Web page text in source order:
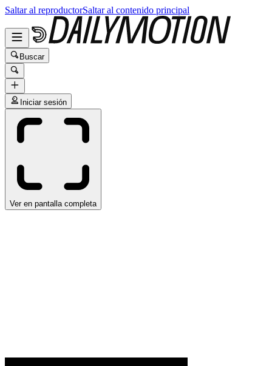
Saltar al reproductorSaltar al contenido principal
Buscar
Iniciar sesión
Ver en pantalla completa